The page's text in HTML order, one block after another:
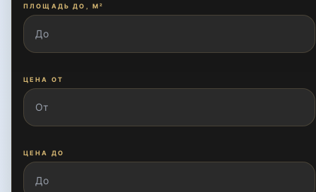
Карасу-1
ПЛОЩАДЬ ДО, М²
ЦЕНА ОТ
ЦЕНА ДО